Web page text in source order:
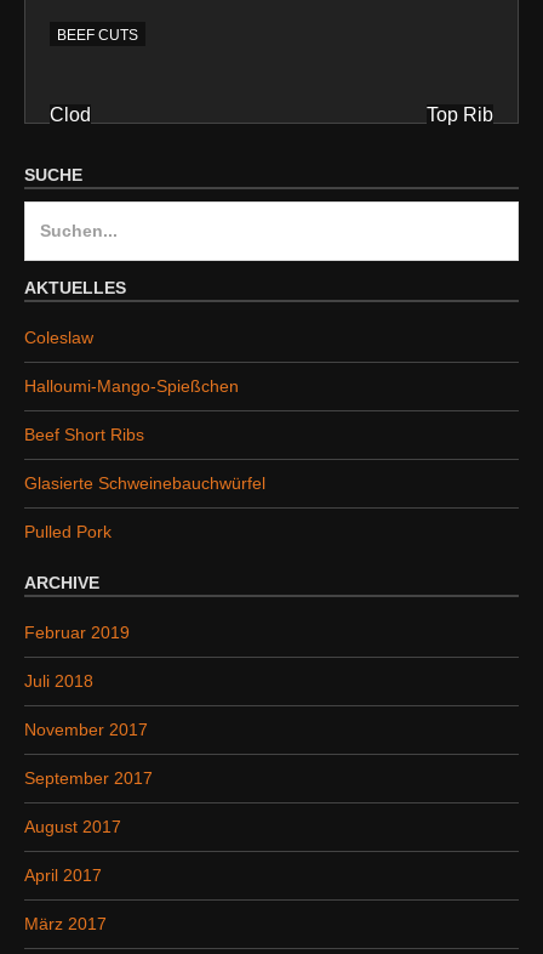
BEEF CUTS
Clod Top Rib
SUCHE
c
e
n
a
c
h
:
AKTUELLES
Coleslaw
Halloumi-Mango-Spießchen
Beef Short Ribs
Glasierte Schweinebauchwürfel
Pulled Pork
ARCHIVE
Februar 2019
Juli 2018
November 2017
September 2017
August 2017
April 2017
März 2017